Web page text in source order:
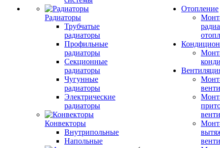
Радиаторы
Трубчатые
радиаторы
Профильные
радиаторы
Секционные
радиаторы
Чугунные
радиаторы
Электрические
радиаторы
Конвекторы
Внутрипольные
Напольные
Отопление